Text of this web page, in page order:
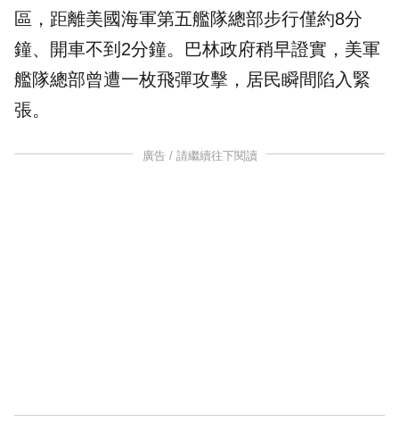
區，距離美國海軍第五艦隊總部步行僅約8分
鐘、開車不到2分鐘。巴林政府稍早證實，美軍
艦隊總部曾遭一枚飛彈攻擊，居民瞬間陷入緊
張。
廣告 / 請繼續往下閱讀